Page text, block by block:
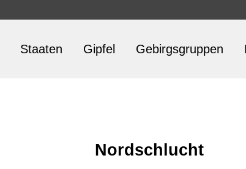
Staaten Gipfel Gebirgsgruppen
Nordschlucht